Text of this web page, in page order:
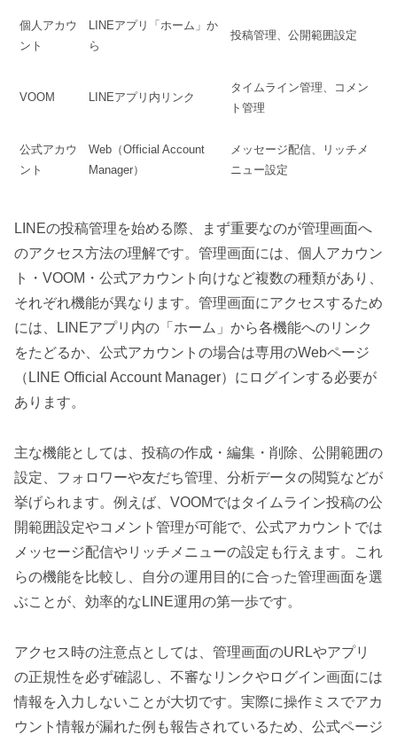
個人アカウ
ント
LINEアプリ「ホーム」か
ら
投稿管理、公開範囲設定
VOOM LINEアプリ内リンク
タイムライン管理、コメン
ト管理
公式アカウ
ント
Web（Official Account
Manager）
メッセージ配信、リッチメ
ニュー設定
LINEの投稿管理を始める際、まず重要なのが管理画面へ
のアクセス方法の理解です。管理画面には、個人アカウン
ト・VOOM・公式アカウント向けなど複数の種類があり、
それぞれ機能が異なります。管理画面にアクセスするため
には、LINEアプリ内の「ホーム」から各機能へのリンク
をたどるか、公式アカウントの場合は専用のWebページ
（LINE Official Account Manager）にログインする必要が
あります。
主な機能としては、投稿の作成・編集・削除、公開範囲の
設定、フォロワーや友だち管理、分析データの閲覧などが
挙げられます。例えば、VOOMではタイムライン投稿の公
開範囲設定やコメント管理が可能で、公式アカウントでは
メッセージ配信やリッチメニューの設定も行えます。これ
らの機能を比較し、自分の運用目的に合った管理画面を選
ぶことが、効率的なLINE運用の第一歩です。
アクセス時の注意点としては、管理画面のURLやアプリ
の正規性を必ず確認し、不審なリンクやログイン画面には
情報を入力しないことが大切です。実際に操作ミスでアカ
ウント情報が漏れた例も報告されているため、公式ページ